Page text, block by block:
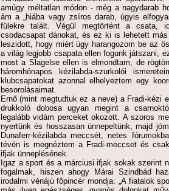
amúgy méltatlan módon - még a nagydarab
ám a „hiába vagy zsíros darab, úgyis
fülekre talált. Végül megtörtént a csata,
csodacsapat dánokat, és ez ki is lehetett
leszidott, hogy miért úgy harangozom be az
a világ legjobb csapata ellen fogunk játszani,
most a Slagelse ellen is elmondtam, de
háromhónapos kézilabda-szurkolói
klubcsapatokat azonnal elhelyeztem egy
besorolásaimat.
Ernő (mint megtudtuk ez a neve) a Fradi-kézi
drukkoló dobosa ugyan megint a
legalább vidám perceket okozott. A szoros
nyertünk és hosszasan ünnepeltünk, majd
Dunaferr-kézilabda meccsét, netes
tévén is megnéztem a Fradi-meccset és
ifjak ünneplésének.
Igaz a sport és a márciusi ifjak sokak szerint
fogalmak, hiszen ahogy Márai Szindbád
irodalmi vénájú főpincér mondja: „A fiatalok